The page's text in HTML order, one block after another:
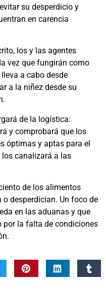
su desperdicio y
en carencia
los y las agentes
vez que fungirán como
a cabo desde
a la niñez desde su
de la logística:
y comprobará que los
óptimas y aptas para el
los canalizará a las
de los alimentos
desperdician. Un foco de
en las aduanas y que
por la falta de condiciones